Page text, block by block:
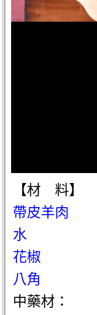
【材 料】
帶皮羊肉
水
花椒
八角
中藥材：